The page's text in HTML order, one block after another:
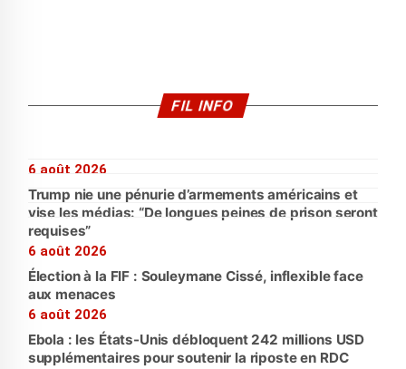
FIL INFO
6 août 2026
Trump nie une pénurie d’armements américains et
vise les médias: “De longues peines de prison seront
requises”
6 août 2026
Élection à la FIF : Souleymane Cissé, inflexible face
aux menaces
6 août 2026
Ebola : les États-Unis débloquent 242 millions USD
supplémentaires pour soutenir la riposte en RDC